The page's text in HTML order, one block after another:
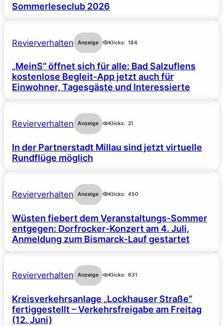
Sommerleseclub 2026
Revierverhalten Anzeige Klicks: 184
„MeinS“ öffnet sich für alle: Bad Salzuflens
kostenlose Begleit-App jetzt auch für
Einwohner, Tagesgäste und Interessierte
Revierverhalten Anzeige Klicks: 21
In der Partnerstadt Millau sind jetzt virtuelle
Rundflüge möglich
Revierverhalten Anzeige Klicks: 450
Wüsten fiebert dem Veranstaltungs-Sommer
entgegen: Dorfrocker-Konzert am 4. Juli,
Anmeldung zum Bismarck-Lauf gestartet
Revierverhalten Anzeige Klicks: 631
Kreisverkehrsanlage „Lockhauser Straße“
fertiggestellt – Verkehrsfreigabe am Freitag
(12. Juni)